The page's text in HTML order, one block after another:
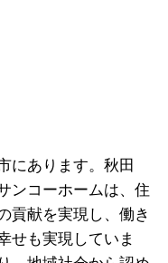
にあります。秋田
ンコーホームは、住
貢献を実現し、働き
せも実現していま